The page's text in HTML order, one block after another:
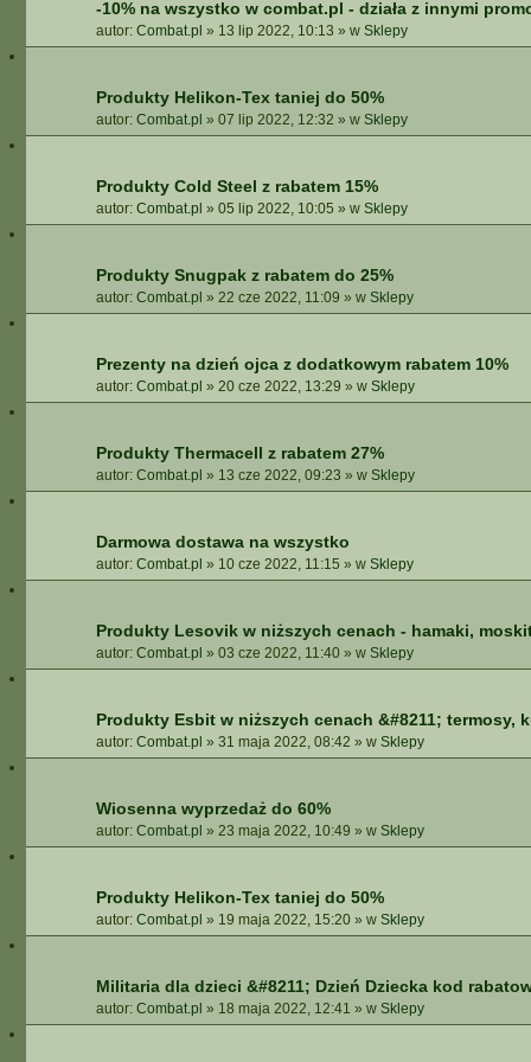
-10% na wszystko w combat.pl - działa z innymi
autor: Combat.pl » 13 lip 2022, 10:13 » w Sklepy
Produkty Helikon-Tex taniej do 50%
autor: Combat.pl » 07 lip 2022, 12:32 » w Sklepy
Produkty Cold Steel z rabatem 15%
autor: Combat.pl » 05 lip 2022, 10:05 » w Sklepy
Produkty Snugpak z rabatem do 25%
autor: Combat.pl » 22 cze 2022, 11:09 » w Sklepy
Prezenty na dzień ojca z dodatkowym rabatem 10%
autor: Combat.pl » 20 cze 2022, 13:29 » w Sklepy
Produkty Thermacell z rabatem 27%
autor: Combat.pl » 13 cze 2022, 09:23 » w Sklepy
Darmowa dostawa na wszystko
autor: Combat.pl » 10 cze 2022, 11:15 » w Sklepy
Produkty Lesovik w niższych cenach - hamaki,
autor: Combat.pl » 03 cze 2022, 11:40 » w Sklepy
Produkty Esbit w niższych cenach &#8211; termosy,
autor: Combat.pl » 31 maja 2022, 08:42 » w Sklepy
Wiosenna wyprzedaż do 60%
autor: Combat.pl » 23 maja 2022, 10:49 » w Sklepy
Produkty Helikon-Tex taniej do 50%
autor: Combat.pl » 19 maja 2022, 15:20 » w Sklepy
Militaria dla dzieci &#8211; Dzień Dziecka kod
autor: Combat.pl » 18 maja 2022, 12:41 » w Sklepy